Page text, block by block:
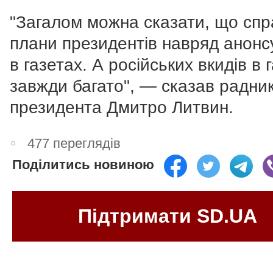
"Загалом можна сказати, що
плани президентів навряд
в газетах. А російських вкидів в
завжди багато", — сказав
президента Дмитро Литвин.
477 переглядів
Поділитись новиною
Підтримати SD.UA